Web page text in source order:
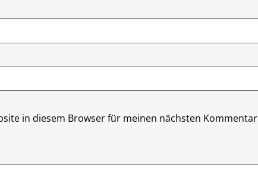
in diesem Browser für meinen nächsten Kommentar